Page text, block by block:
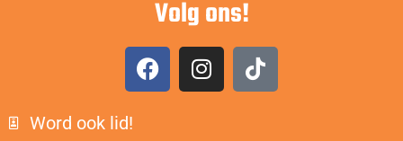
Volg ons!
Word ook lid!